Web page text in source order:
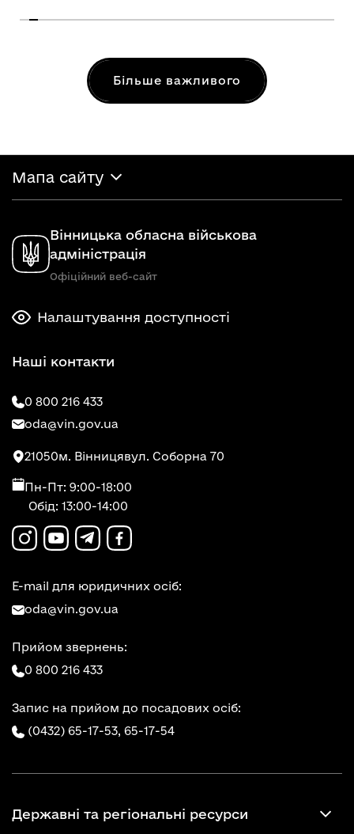
Більше важливого
Мапа сайту
Вінницька обласна військова
адміністрація
Офіційний веб-сайт
Налаштування доступності
Наші контакти
0 800 216 433
oda@vin.gov.ua
21050м. Вінницявул. Соборна 70
Пн-Пт: 9:00-18:00
Обід: 13:00-14:00
E-mail для юридичних осіб:
oda@vin.gov.ua
Прийом звернень:
0 800 216 433
Запис на прийом до посадових осіб:
(0432) 65-17-53, 65-17-54
Державні та регіональні ресурси